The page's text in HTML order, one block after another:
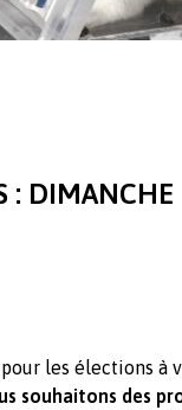
:
les élections à
souhaitons des